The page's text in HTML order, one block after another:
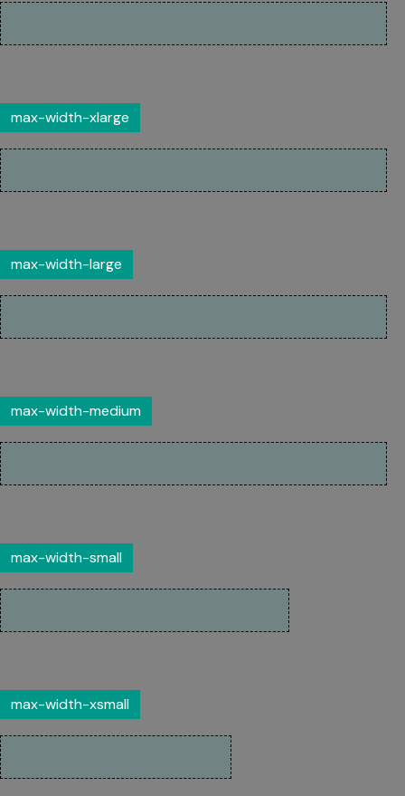
max-width-xlarge
max-width-large
max-width-medium
max-width-small
max-width-xsmall